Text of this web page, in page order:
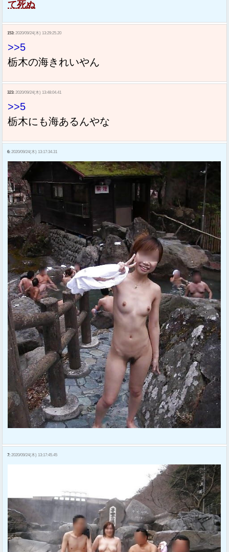
て死ぬ
153: 2020/09/24(木) 13:29:25.20
>>5
栃木の海きれいやん
323: 2020/09/24(木) 13:48:04.41
>>5
栃木にも海あるんやな
6: 2020/09/24(木) 13:17:34.31
7: 2020/09/24(木) 13:17:45.45